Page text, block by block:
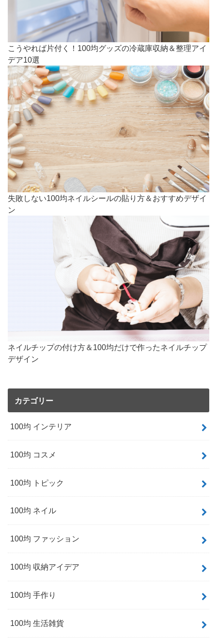
こうやれば片付く！100均グッズの冷蔵庫収納＆整理アイ
デア10選
失敗しない100均ネイルシールの貼り方＆おすすめデザイ
ン
ネイルチップの付け方＆100均だけで作ったネイルチップ
デザイン
カテゴリー
100均 インテリア
100均 コスメ
100均 トピック
100均 ネイル
100均 ファッション
100均 収納アイデア
100均 手作り
100均 生活雑貨